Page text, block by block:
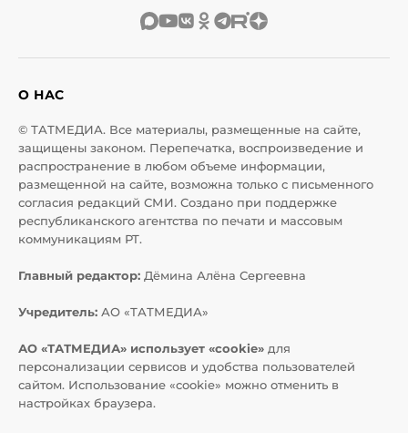
О НАС
© ТАТМЕДИА. Все материалы, размещенные на сайте,
защищены законом. Перепечатка, воспроизведение и
распространение в любом объеме информации,
размещенной на сайте, возможна только с письменного
согласия редакций СМИ. Создано при поддержке
республиканского агентства по печати и массовым
коммуникациям РТ.
Главный редактор: Дёмина Алёна Сергеевна
Учредитель: АО «ТАТМЕДИА»
АО «ТАТМЕДИА» использует «cookie» для
персонализации сервисов и удобства пользователей
сайтом. Использование «cookie» можно отменить в
настройках браузера.